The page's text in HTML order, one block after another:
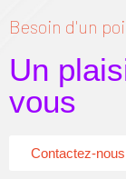
Besoin d'un
Un
vous
Contactez-nous